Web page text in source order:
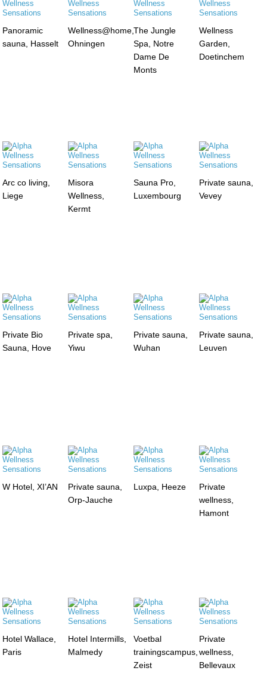
Panoramic
sauna, Hasselt
Wellness@home,
Ohningen
The Jungle
Spa, Notre
Dame De
Monts
Wellness
Garden,
Doetinchem
Arc co living,
Liege
Misora
Wellness,
Kermt
Sauna Pro,
Luxembourg
Private sauna,
Vevey
Private Bio
Sauna, Hove
Private spa,
Yiwu
Private sauna,
Wuhan
Private sauna,
Leuven
W Hotel, XI’AN
Private sauna,
Orp-Jauche
Luxpa, Heeze
Private
wellness,
Hamont
Hotel Wallace,
Paris
Hotel Intermills,
Malmedy
Voetbal
trainingscampus,
Zeist
Private
wellness,
Bellevaux